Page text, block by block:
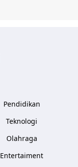
Pendidikan
Teknologi
Olahraga
Entertaiment